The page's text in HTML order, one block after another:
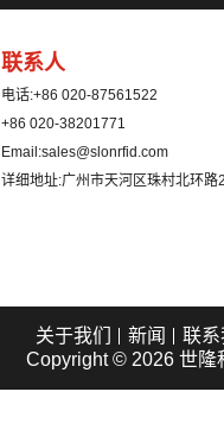
联系人
电话:+86 020-87561522
+86 020-38201771
Email:sales@slonrfid.com
详细地址:广州市天河区珠村北环
关于我们 新闻
联
Copyright © 2026 世隆